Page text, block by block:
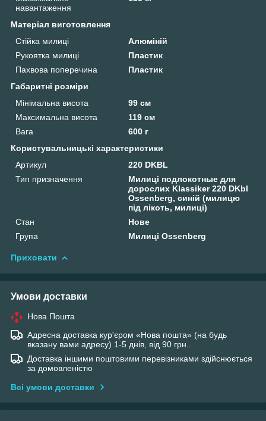
навантаження
Матеріал виготовлення
Стійка милиці
Алюміній
Рукоятка милиці
Пластик
Пахвова поперечина
Пластик
Габаритні розміри
Мінімальна висота
99 см
Максимальна висота
119 см
Вага
600 г
Користувальницькі характеристики
Артикул
220 DKBL
Тип призначення
Милиці подлокотные для
дорослих Klassiker 220 DKbl
Ossenberg, синій (милицю
під лікоть, милиці)
Стан
Нове
Група
Милиці Ossenberg
Приховати
Умови доставки
Нова Пошта
Адресна доставка кур'єром «Нова пошта» (на будь
вказану вами адресу) 1-5 днів, від 90 грн..
Доставка іншими поштовими перевізниками здійснюється
за домовленістю
Всі умови доставки